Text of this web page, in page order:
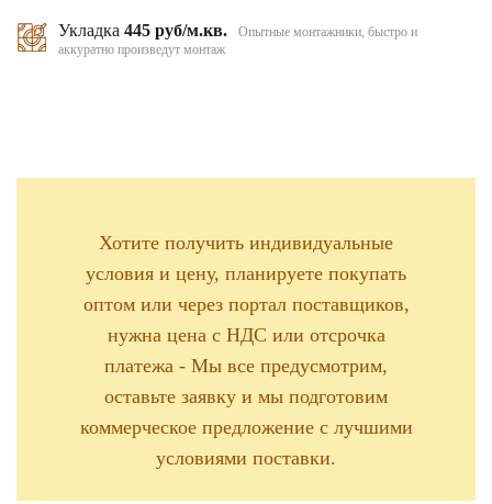
Укладка 445 руб/м.кв.
Опытные монтажники, быстро и
аккуратно произведут монтаж
Хотите получить индивидуальные
условия и цену, планируете покупать
оптом или через портал поставщиков,
нужна цена с НДС или отсрочка
платежа - Мы все предусмотрим,
оставьте заявку и мы подготовим
коммерческое предложение с лучшими
условиями поставки.